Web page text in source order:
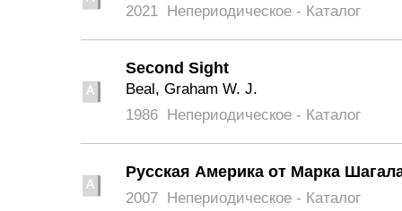
2021 Непериодическое - Каталог
Second Sight
Beal, Graham W. J.
1986 Непериодическое - Каталог
Русская Америка от Марка
2007 Непериодическое - Каталог